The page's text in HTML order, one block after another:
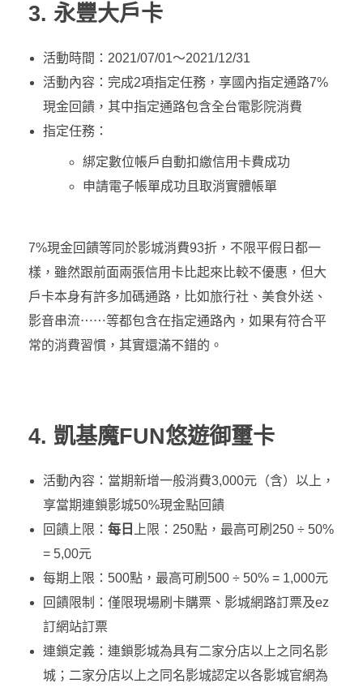
3. 永豐大戶卡
活動時間：2021/07/01～2021/12/31
活動內容：完成2項指定任務，享國內指定通路7%
現金回饋，其中指定通路包含全台電影院消費
指定任務：
綁定數位帳戶自動扣繳信用卡費成功
申請電子帳單成功且取消實體帳單
7%現金回饋等同於影城消費93折，不限平假日都一
樣，雖然跟前面兩張信用卡比起來比較不優惠，但大
戶卡本身有許多加碼通路，比如旅行社、美食外送、
影音串流⋯⋯等都包含在指定通路內，如果有符合平
常的消費習慣，其實還滿不錯的。
4. 凱基魔FUN悠遊御璽卡
活動內容：當期新增一般消費3,000元（含）以上，
享當期連鎖影城50%現金點回饋
回饋上限： 每日
上限：250點，最高可刷250 ÷ 50%
= 5,00元
每期上限：500點，最高可刷500 ÷ 50% = 1,000元
回饋限制：僅限現場刷卡購票、影城網路訂票及ez
訂網站訂票
連鎖定義：連鎖影城為具有二家分店以上之同名影
城；二家分店以上之同名影城認定以各影城官網為